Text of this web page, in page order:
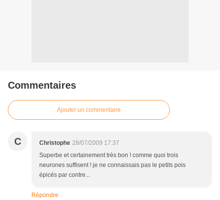
Commentaires
Ajouter un commentaire
C Christophe 28/07/2009 17:37
Superbe et certainement très bon ! comme quoi trois
neurones suffisent ! je ne connaissais pas le petits pois
épicés par contre...
Répondre